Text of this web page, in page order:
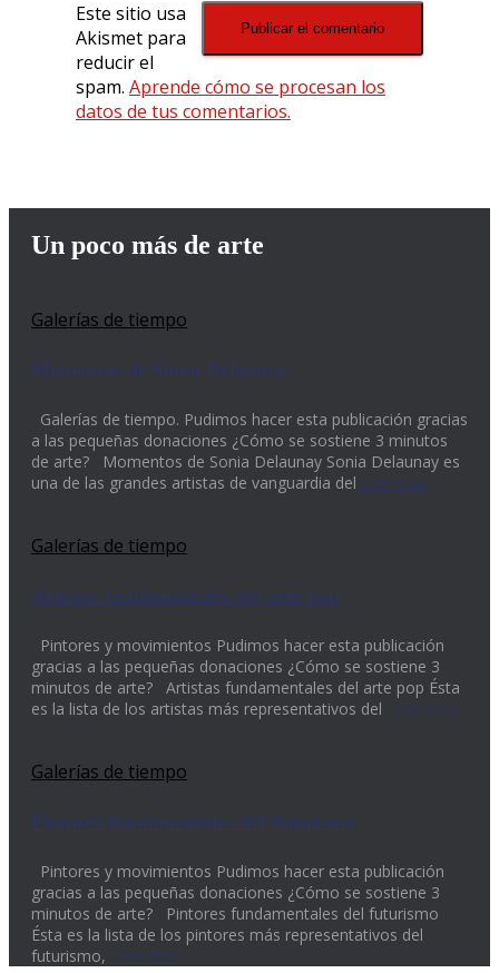
Este sitio usa
Akismet para
reducir el
spam. Aprende cómo se procesan los
datos de tus comentarios.
Un poco más de arte
Galerías de tiempo
Momentos de Sonia Delaunay
Galerías de tiempo. Pudimos hacer esta publicación gracias
a las pequeñas donaciones ¿Cómo se sostiene 3 minutos
de arte? Momentos de Sonia Delaunay Sonia Delaunay es
una de las grandes artistas de vanguardia del Leer más
Galerías de tiempo
Artistas fundamentales del arte pop
Pintores y movimientos Pudimos hacer esta publicación
gracias a las pequeñas donaciones ¿Cómo se sostiene 3
minutos de arte? Artistas fundamentales del arte pop Ésta
es la lista de los artistas más representativos del Leer más
Galerías de tiempo
Pintores fundamentales del futurismo
Pintores y movimientos Pudimos hacer esta publicación
gracias a las pequeñas donaciones ¿Cómo se sostiene 3
minutos de arte? Pintores fundamentales del futurismo
Ésta es la lista de los pintores más representativos del
futurismo, Leer más